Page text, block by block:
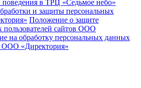
в ТРЦ «Седьмое небо»
и защиты персональных
Положение о защите
пользователей сайтов ООО
на обработку персональных данных
ООО «Директория»